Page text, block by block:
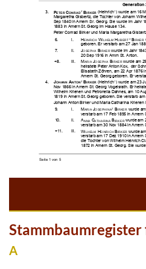
        

       
   

     

       
     
     
      

A